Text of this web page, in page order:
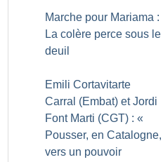
Marche pour Mariama :
La colère perce sous le
deuil
Emili Cortavitarte
Carral (Embat) et Jordi
Font Marti (CGT) : «
Pousser, en Catalogne,
vers un pouvoir